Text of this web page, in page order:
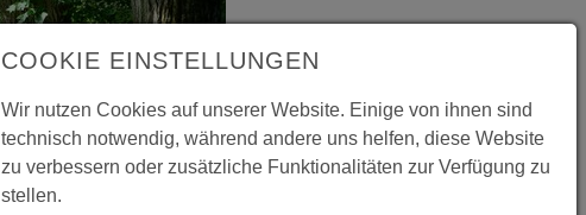
COOKIE EINSTELLUNGEN
Wir nutzen Cookies auf unserer Website. Einige von ihnen sind
technisch notwendig, während andere uns helfen, diese Website
zu verbessern oder zusätzliche Funktionalitäten zur Verfügung zu
stellen.